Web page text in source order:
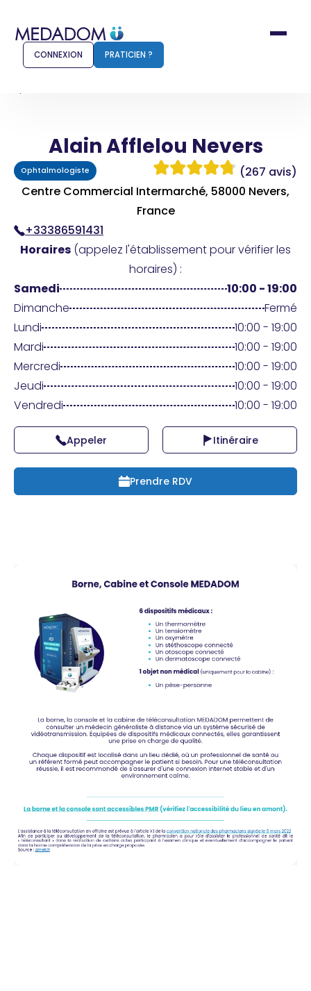
Comment ça marche ?
Pour les patients
Connexion
Praticien ?
CONNEXION PRATICIEN ?
Alain Afflelou Nevers
Ophtalmologiste
(267 avis)
Centre Commercial Intermarché, 58000 Nevers,
France
+33386591431
Horaires (appelez l'établissement pour vérifier les
horaires) :
Samedi
10:00 - 19:00
Dimanche
Fermé
Lundi
10:00 - 19:00
Mardi
10:00 - 19:00
Mercredi
10:00 - 19:00
Jeudi
10:00 - 19:00
Vendredi
10:00 - 19:00
Appeler Itinéraire
Prendre RDV